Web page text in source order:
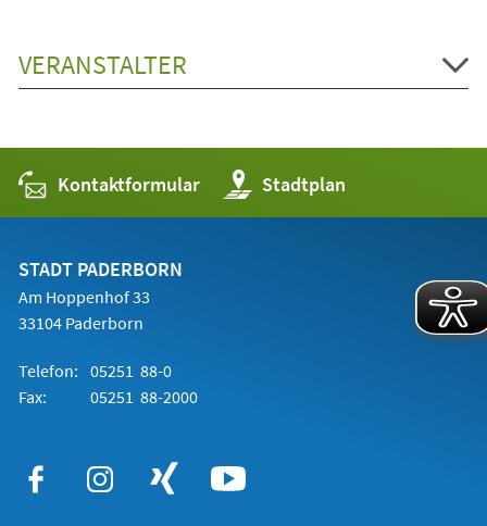
VERANSTALTER
Kontaktformular Stadtplan
(Öffnet
in
einem
STADT PADERBORN
Am Hoppenhof 33
33104 Paderborn
Telefon: 05251 88-0
Fax:
05251 88-2000